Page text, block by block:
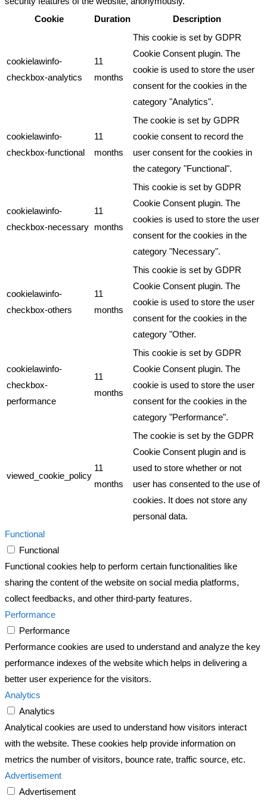
Cookie
Duration Description
cookielawinfo-
checkbox-analytics
11
months
This cookie is set by GDPR
Cookie Consent plugin. The
cookie is used to store the user
consent for the cookies in the
category "Analytics".
cookielawinfo-
checkbox-functional
11
months
The cookie is set by GDPR
cookie consent to record the
user consent for the cookies in
the category "Functional".
cookielawinfo-
checkbox-necessary
11
months
This cookie is set by GDPR
Cookie Consent plugin. The
cookies is used to store the user
consent for the cookies in the
category "Necessary".
cookielawinfo-
checkbox-others
11
months
This cookie is set by GDPR
Cookie Consent plugin. The
cookie is used to store the user
consent for the cookies in the
category "Other.
cookielawinfo-
checkbox-
performance
11
months
This cookie is set by GDPR
Cookie Consent plugin. The
cookie is used to store the user
consent for the cookies in the
category "Performance".
viewed_cookie_policy
11
months
The cookie is set by the GDPR
Cookie Consent plugin and is
used to store whether or not
user has consented to the use of
cookies. It does not store any
personal data.
Functional
Functional
Functional cookies help to perform certain functionalities like
sharing the content of the website on social media platforms,
collect feedbacks, and other third-party features.
Performance
Performance
Performance cookies are used to understand and analyze the key
performance indexes of the website which helps in delivering a
better user experience for the visitors.
Analytics
Analytics
Analytical cookies are used to understand how visitors interact
with the website. These cookies help provide information on
metrics the number of visitors, bounce rate, traffic source, etc.
Advertisement
Advertisement